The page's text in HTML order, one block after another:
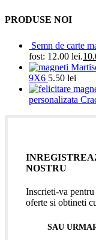
PRODUSE NOI
Semn de carte
fost: 12.00 lei.
9X6 5.50 lei
personalizata
NOSTRU
Inscrieti-va
oferte si obtineti
SAU